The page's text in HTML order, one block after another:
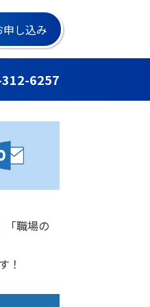
申し込み
6257
「職場の
！